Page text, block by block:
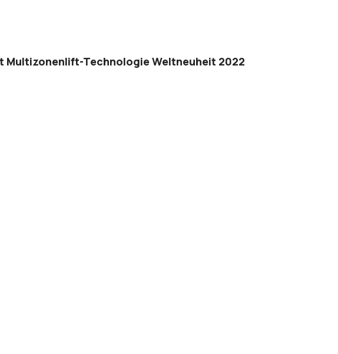
Multizonenlift-Technologie Weltneuheit 2022